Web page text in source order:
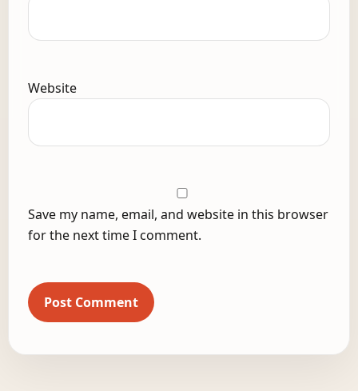
Website
Save my name, email, and website in this browser
for the next time I comment.